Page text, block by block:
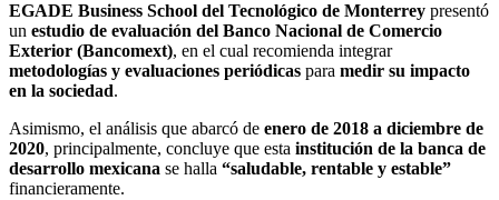
EGADE Business School del Tecnológico de Monterrey presentó
un estudio de evaluación del Banco Nacional de Comercio
Exterior (Bancomext), en el cual recomienda integrar
metodologías y evaluaciones periódicas para medir su impacto
en la sociedad.
Asimismo, el análisis que abarcó de enero de 2018 a diciembre de
2020, principalmente, concluye que esta institución de la banca de
desarrollo mexicana se halla “saludable, rentable y estable”
financieramente.